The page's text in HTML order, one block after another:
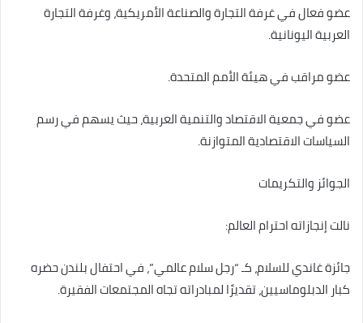
عضو فعال في غرفة التجارة والصناعة الأمريكية، وغرفة التجارة
العربية اليونانية.
عضو مراقب في هيئة الأمم المتحدة.
عضو في جمعية الاقتصاد والتنمية العربية، حيث يسهم في رسم
السياسات الاقتصادية المتوازنة.
الجوائز والتكريمات
نالت إنجازاته احترام العالم:
جائزة غاندي للسلام، كـ “رجل سلام عالمي”، في احتفال بلندن حضره
كبار الدبلوماسيين، تقديرًا لمبادراته تجاه المجتمعات الفقيرة.